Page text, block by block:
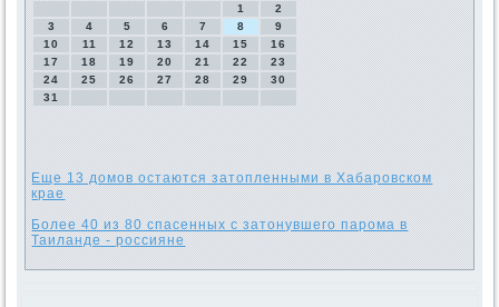
1
2
3
4 5 6 7 8
9
10
11 12 13 14 15
16
17
18 19 20 21 22
23
24
25 26 27 28 29
30
31
Еще 13 домов остаются затопленными в Хабаровском
крае
Более 40 из 80 спасенных с затонувшего парома в
Таиланде - россияне